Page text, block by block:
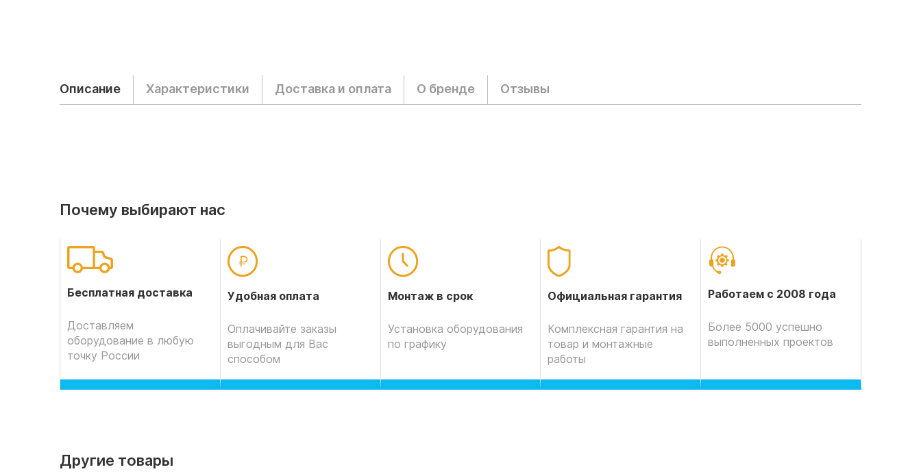
Описание Характеристики Доставка и оплата О бренде Отзывы
Почему выбирают нас
Бесплатная доставка
Доставляем
оборудование в любую
точку России
Удобная оплата
Оплачивайте заказы
выгодным для Вас
способом
Монтаж в срок
Установка оборудования
по графику
Официальная гарантия
Комплексная гарантия на
товар и монтажные
работы
Работаем с 2008 года
Более 5000 успешно
выполненных проектов
Другие товары